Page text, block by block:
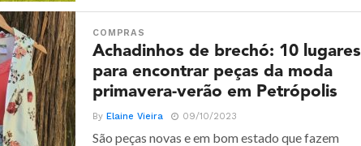
COMPRAS
Achadinhos de brechó: 10 lugares
para encontrar peças da moda
primavera-verão em Petrópolis
ByElaine Vieira 09/10/2023
São peças novas e em bom estado que fazem